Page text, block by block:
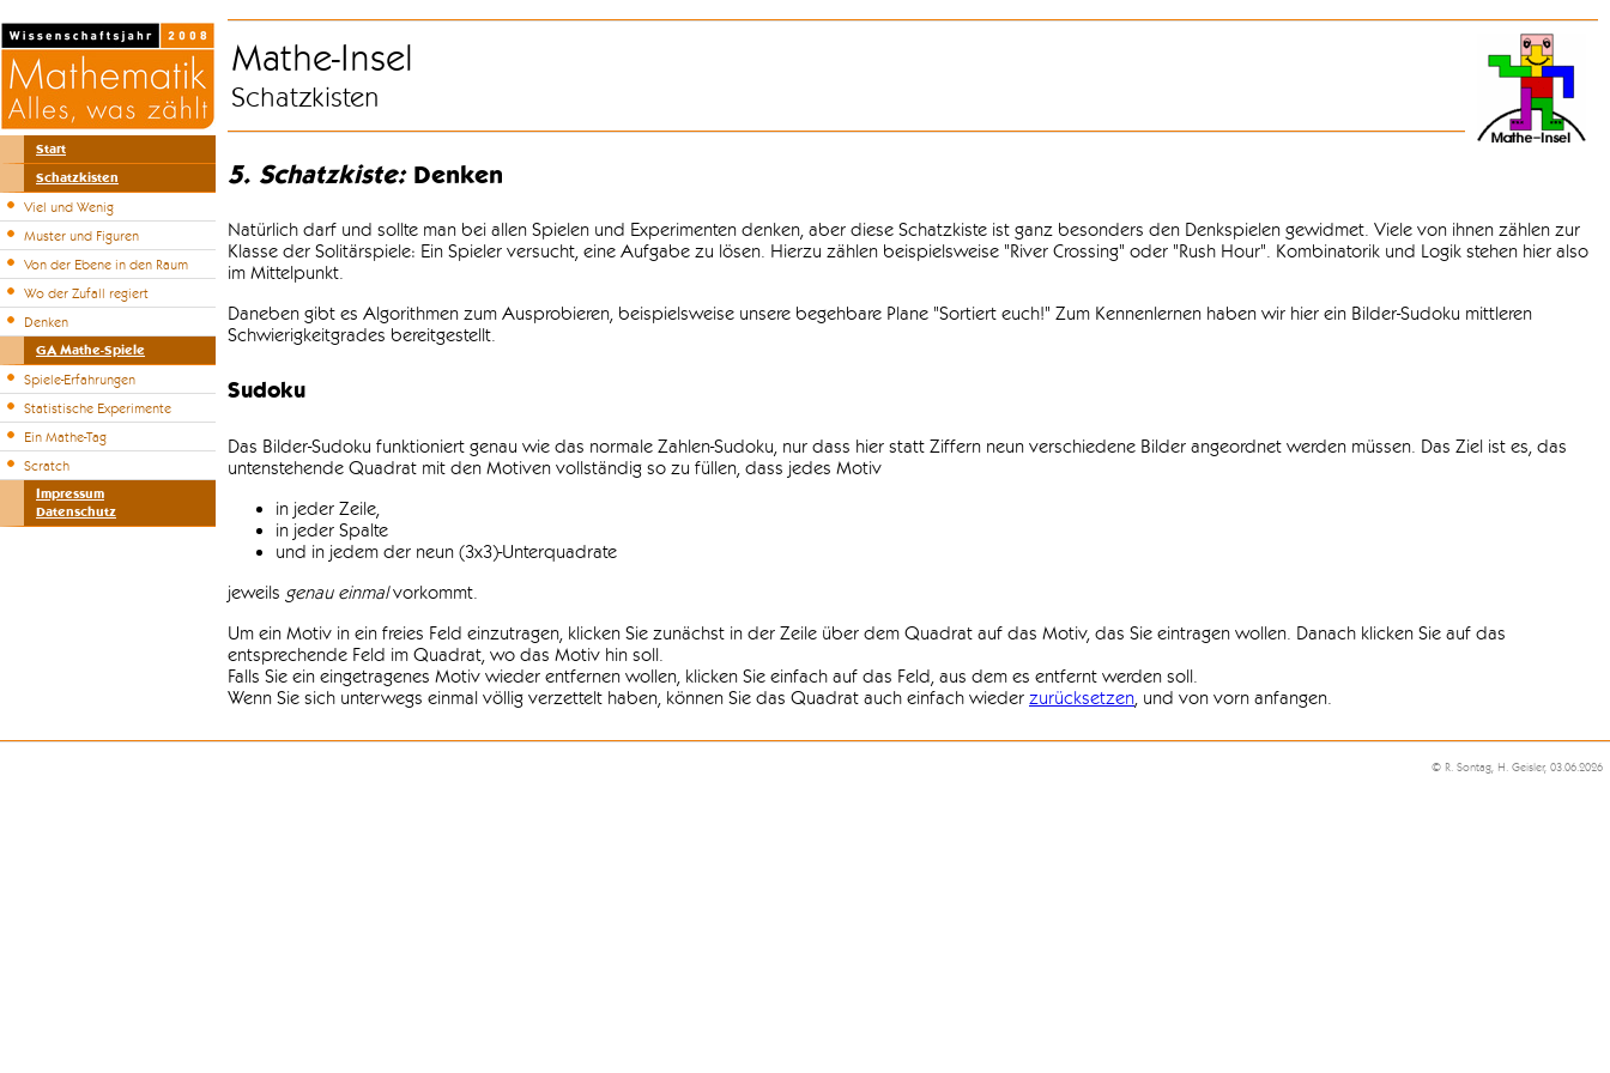
Start
Schatzkisten
Viel und Wenig
Muster und Figuren
Von der Ebene in den Raum
Wo der Zufall regiert
Denken
GA Mathe-Spiele
Spiele-Erfahrungen
Statistische Experimente
Ein Mathe-Tag
Scratch
Impressum
Datenschutz
Mathe-Insel
Schatzkisten
5. Schatzkiste:Denken
Natürlich darf und sollte man bei allen Spielen und Experimenten denken, aber diese Schatzkiste ist ganz besonders den Denkspielen gewidmet. Viele von ihnen zählen zur
Klasse der Solitärspiele: Ein Spieler versucht, eine Aufgabe zu lösen. Hierzu zählen beispielsweise "River Crossing" oder "Rush Hour". Kombinatorik und Logik stehen hier also
im Mittelpunkt.
Daneben gibt es Algorithmen zum Ausprobieren, beispielsweise unsere begehbare Plane "Sortiert euch!" Zum Kennenlernen haben wir hier ein Bilder-Sudoku mittleren
Schwierigkeitgrades bereitgestellt.
Sudoku
Das Bilder-Sudoku funktioniert genau wie das normale Zahlen-Sudoku, nur dass hier statt Ziffern neun verschiedene Bilder angeordnet werden müssen. Das Ziel ist es, das
untenstehende Quadrat mit den Motiven vollständig so zu füllen, dass jedes Motiv
in jeder Zeile,
in jeder Spalte
und in jedem der neun (3x3)-Unterquadrate
jeweils genau einmalvorkommt.
Um ein Motiv in ein freies Feld einzutragen, klicken Sie zunächst in der Zeile über dem Quadrat auf das Motiv, das Sie eintragen wollen. Danach klicken Sie auf das
entsprechende Feld im Quadrat, wo das Motiv hin soll.
Falls Sie ein eingetragenes Motiv wieder entfernen wollen, klicken Sie einfach auf das Feld, aus dem es entfernt werden soll.
Wenn Sie sich unterwegs einmal völlig verzettelt haben, können Sie das Quadrat auch einfach wieder zurücksetzen, und von vorn anfangen.
© R. Sontag, H. Geisler, 03.06.2026